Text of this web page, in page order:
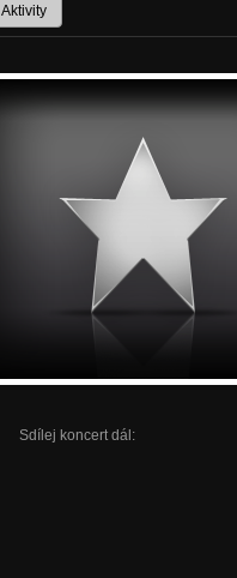
Aktivity
Sdílej koncert dál: